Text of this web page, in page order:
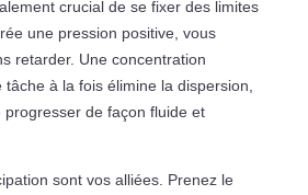
crucial de se fixer des limites
une pression positive, vous
retarder. Une concentration
à la fois élimine la dispersion,
de façon fluide et
sont vos alliées. Prenez le